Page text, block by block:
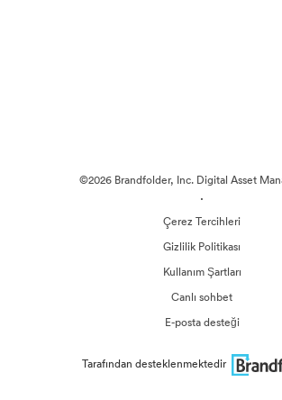
©2026 Brandfolder, Inc. Digital Asset
·
Çerez Tercihleri
Gizlilik Politikası
Kullanım Şartları
Canlı sohbet
E-posta desteği
Tarafından desteklenmektedir